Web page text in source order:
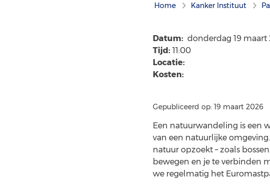
Home Kanker Instituut
Datum: donderdag 19 maart
Tijd:11:00
Locatie:
Kosten:
Gepubliceerd op: 19 maart 2026
Een natuurwandeling is een
van een natuurlijke
natuur opzoekt – zoals
bewegen en je te verbinden
we regelmatig het